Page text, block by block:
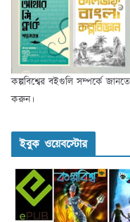
কল্পবিশ্বের বইগুলি সম্পর্কে
করুন।
ইবুক ওয়েবস্টোর